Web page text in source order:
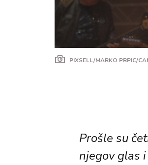
PIXSELL/MARKO PRPIC/
Prošle su
njegov glas